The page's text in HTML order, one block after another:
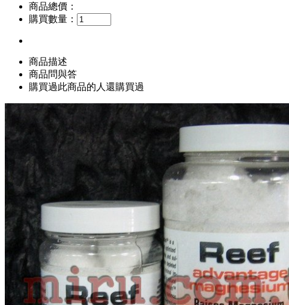
商品總價：
購買數量：
商品描述
商品問與答
購買過此商品的人還購買過